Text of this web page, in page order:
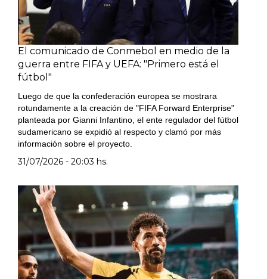
El comunicado de Conmebol en medio de la
guerra entre FIFA y UEFA: "Primero está el
fútbol"
Luego de que la confederación europea se mostrara
rotundamente a la creación de "FIFA Forward Enterprise"
planteada por Gianni Infantino, el ente regulador del fútbol
sudamericano se expidió al respecto y clamó por más
información sobre el proyecto.
31/07/2026 - 20:03 hs.